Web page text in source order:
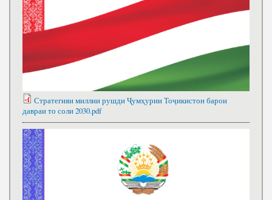
Стратегияи миллии рушди Ҷумҳурии Тоҷикистон барои
давраи то соли 2030.pdf